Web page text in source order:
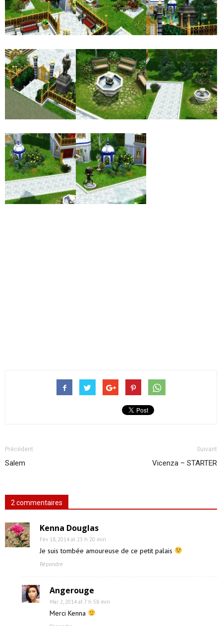
Précédent
Salem
Suivant
Vicenza – STARTER
2 commentaires
Kenna Douglas
Fév 18, 2014 at 23 h 20 min
Je suis tombée amoureuse de ce petit palais
Répondre
Angerouge
Mar 2, 2014 at 7 h 58 min
Merci Kenna